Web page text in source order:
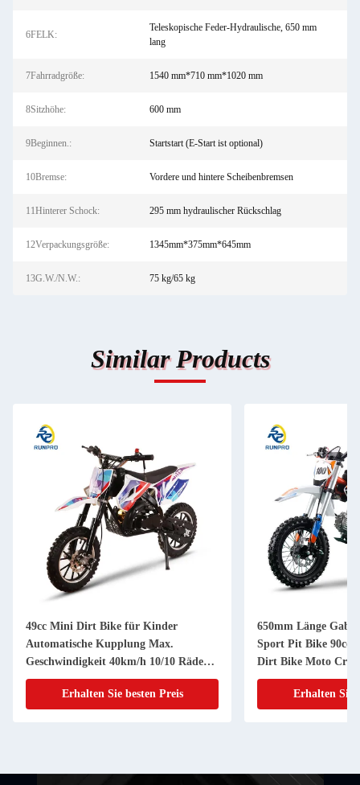
6FELK:
Teleskopische Feder-Hydraulische, 650 mm
lang
7Fahrradgröße: 1540 mm*710 mm*1020 mm
8Sitzhöhe: 600 mm
9Beginnen.: Startstart (E-Start ist optional)
10Bremse: Vordere und hintere Scheibenbremsen
11Hinterer Schock: 295 mm hydraulischer Rückschlag
12Verpackungsgröße: 1345mm*375mm*645mm
13G.W./N.W.: 75 kg/65 kg
Similar Products
49cc Mini Dirt Bike für Kinder
Automatische Kupplung Max.
Geschwindigkeit 40km/h 10/10 Räder
2024 Modell
Erhalten Sie besten Preis
650mm Länge
Sport Pit Bike 90cc
Dirt Bike Moto Cross
Erhalten Sie